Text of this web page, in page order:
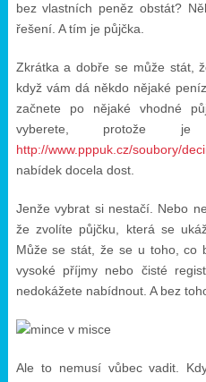
bez vlastních peněz obstát?
řešení. A tím je půjčka.
Zkrátka a dobře se může stát,
když vám dá někdo nějaké
začnete po nějaké vhodné
vyberete, protože
http://www.pppuk.cz/soubory/
nabídek docela dost.
Jenže vybrat si nestačí. Nebo
že zvolíte půjčku, která se
Může se stát, že se u toho, co
vysoké příjmy nebo čisté
nedokážete nabídnout. A bez
Ale to nemusí vůbec vadit.